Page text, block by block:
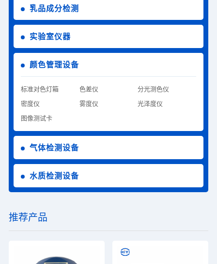
乳品成分检测
实验室仪器
颜色管理设备
标准对色灯箱 色差仪
分光测色仪
密度仪
雾度仪
光泽度仪
图像测试卡
气体检测设备
水质检测设备
推荐产品